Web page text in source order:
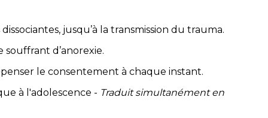
jusqu’à la transmission du trauma.
d’anorexie.
le consentement à chaque instant.
à l'adolescence - Traduit simultanément en